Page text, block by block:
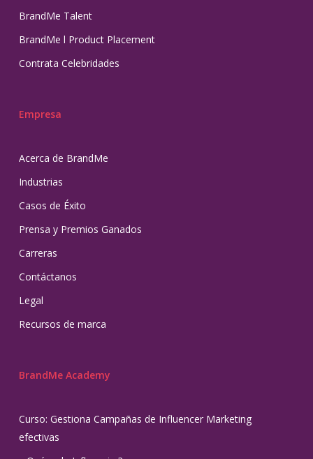
BrandMe Talent
BrandMe l Product Placement
Contrata Celebridades
Empresa
Acerca de BrandMe
Industrias
Casos de Éxito
Prensa y Premios Ganados
Carreras
Contáctanos
Legal
Recursos de marca
BrandMe Academy
Curso: Gestiona Campañas de Influencer Marketing
efectivas